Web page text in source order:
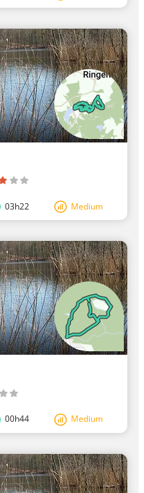
03h22 Medium
00h44 Medium